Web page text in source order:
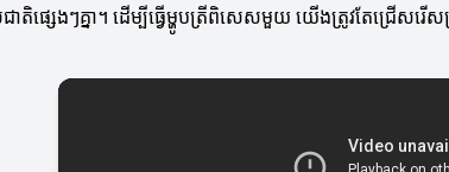
ាតិផ្សេងៗគ្នា។ ដើម្បីធ្វើម្ហូបត្រីពិសេសមួយ យើងត្រូវតែជ្រើ